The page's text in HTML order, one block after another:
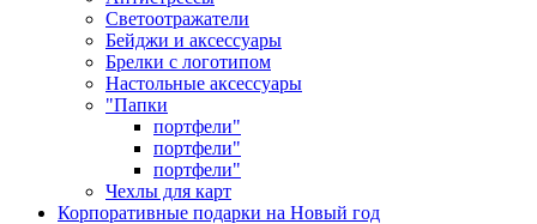
Светоотражатели
Бейджи и аксессуары
Брелки с логотипом
Настольные аксессуары
"Папки
портфели"
портфели"
портфели"
Чехлы для карт
Корпоративные подарки на Новый год